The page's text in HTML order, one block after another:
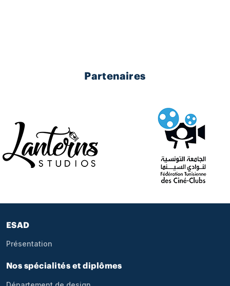
Partenaires
Pied de page
ESAD
Présentation
Nos spécialités et diplômes